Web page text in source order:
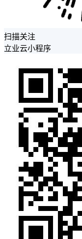
扫描关注
立业云小程序